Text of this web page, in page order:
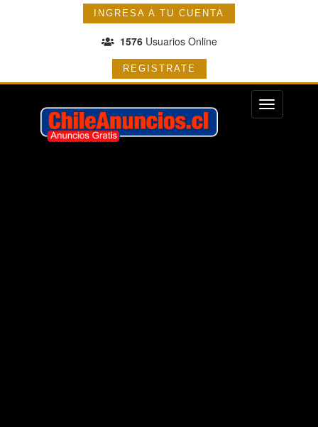
INGRESA A TU CUENTA
1576Usuarios Online
REGISTRATE
Menu